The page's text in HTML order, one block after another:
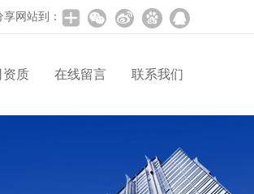
网站到：
资质 在线留言 联系我们